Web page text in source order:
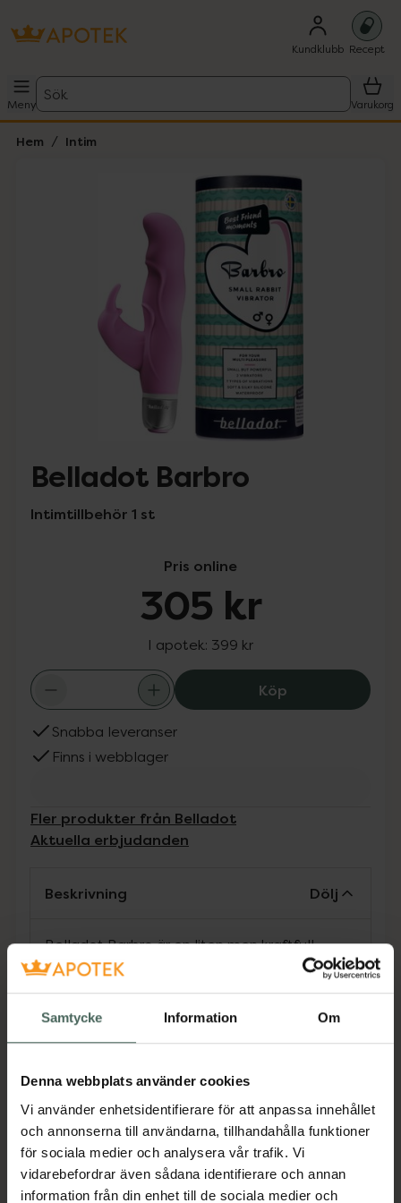
Samtycke Information Om
Denna webbplats använder cookies
Vi använder enhetsidentifierare för att anpassa innehållet
och annonserna till användarna, tillhandahålla funktioner
för sociala medier och analysera vår trafik. Vi
vidarebefordrar även sådana identifierare och annan
information från din enhet till de sociala medier och
Kundklubb Recept
Meny
Sök
Varukorg
Hem Intim
Lista: . Innehåller 1 objekt.
Belladot Barbro
Intimtillbehör 1 st
Pris online
305 kr
I apotek: 399 kr
KöpBelladot
Snabba leveranser
Finns i webblager
Fler produkter från Belladot
Aktuella erbjudanden
Beskrivning Dölj
Belladot Barbro är en liten men kraftfull
rabbit-vibrator med fokus på att ge dig
samtidigt. Staven vibrerar intensivt med två
motorer. Det vinklade huvudet på den mindre
eggande effekt på klitoris medans den större
med ett enkelt knapptryck och är gjord av
mjuk silikon som ger en silkeslen och skön
känsla. En självklar bästis som gärna följer
med in i duschen eftersom den är vattentät. •